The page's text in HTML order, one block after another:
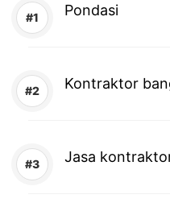
Pondasi
Kontraktor
Jasa